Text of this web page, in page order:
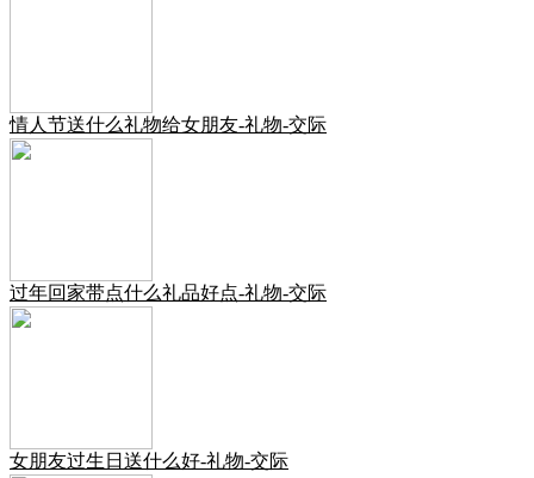
情人节送什么礼物给女朋友-礼物-交际
过年回家带点什么礼品好点-礼物-交际
女朋友过生日送什么好-礼物-交际